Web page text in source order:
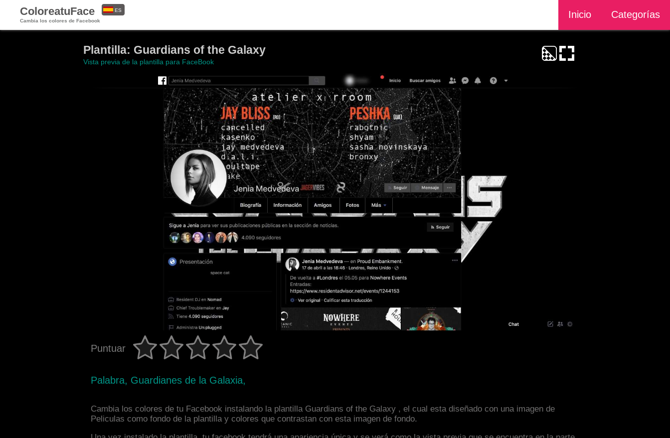
ColoreatuFace
Cambia los colores de Facebook
Inicio Categorías
ES
Plantilla: Guardians of the Galaxy
Vista previa de la plantilla para FaceBook
Puntuar
Palabra, Guardianes de la Galaxia,
Cambia los colores de tu Facebook instalando la plantilla Guardians of the Galaxy , el cual esta diseñado con una imagen de
Peliculas como fondo de la plantilla y colores que contrastan con esta imagen de fondo.